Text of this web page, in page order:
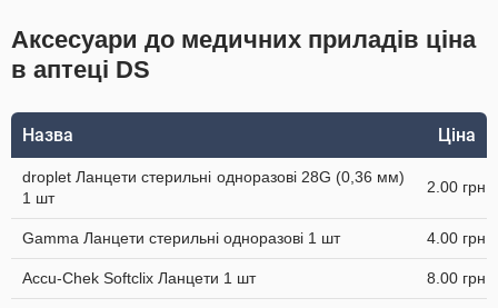
Аксесуари до медичних приладів ціна
в аптеці DS
Назва Ціна
droplet Ланцети стерильні одноразові 28G (0,36 мм)
1 шт
2.00 грн
Gamma Ланцети стерильні одноразові 1 шт 4.00 грн
Accu-Chek Softclix Ланцети 1 шт 8.00 грн